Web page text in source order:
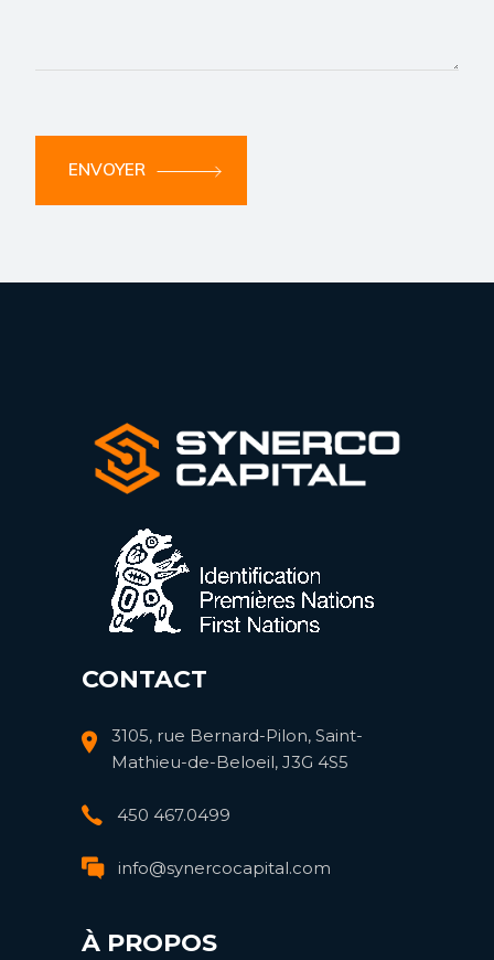
ENVOYER
CONTACT
3105, rue Bernard-Pilon, Saint-
Mathieu-de-Beloeil, J3G 4S5
450 467.0499
info@synercocapital.com
À PROPOS